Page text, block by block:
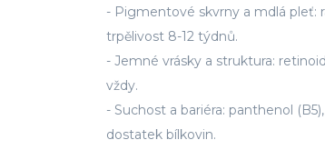
- Pigmentové skvrny a mdlá pleť:
trpělivost 8-12 týdnů.
- Jemné vrásky a struktura:
vždy.
- Suchost a bariéra: panthenol
dostatek bílkovin.